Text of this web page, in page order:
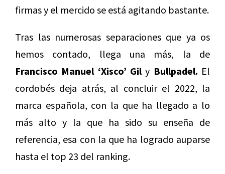
firmas y el mercido se está agitando bastante.
Tras las numerosas separaciones que ya os
hemos contado, llega una más, la de
Francisco Manuel ‘Xisco’ Gily Bullpadel. El
cordobés deja atrás, al concluir el 2022, la
marca española, con la que ha llegado a lo
más alto y la que ha sido su enseña de
referencia, esa con la que ha logrado auparse
hasta el top 23 del ranking.